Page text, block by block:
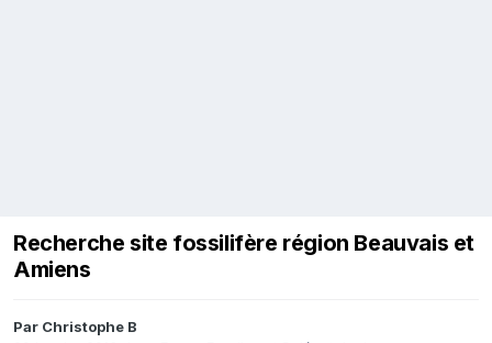
Recherche site fossilifère région Beauvais et
Amiens
Par Christophe B